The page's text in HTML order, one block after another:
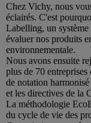
Chez Vichy, nous
éclairés. C'est
Labelling, un
évaluer nos produits
environnementale.
Nous avons ensuite
plus de 70
de notation
et les directives de la
La méthodologie
du cycle de vie des